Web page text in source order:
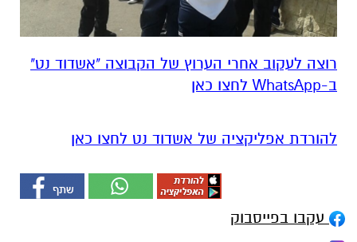
רוצה לעקוב אחרי הערוץ של הקבוצה "אשדוד נט"
ב-WhatsApp לחצו כאן
להורדת אפליקציה של אשדוד נט לחצו כאן
עקבו בפייסבוק